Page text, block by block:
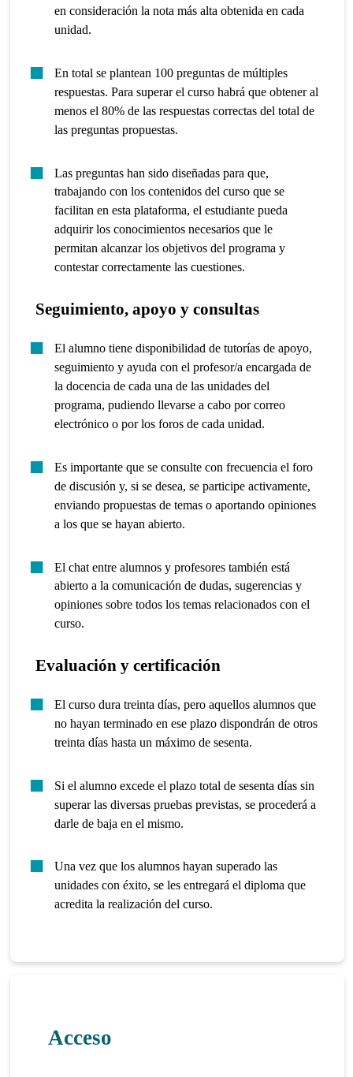
en consideración la nota más alta obtenida en cada
unidad.
En total se plantean 100 preguntas de múltiples
respuestas. Para superar el curso habrá que obtener al
menos el 80% de las respuestas correctas del total de
las preguntas propuestas.
Las preguntas han sido diseñadas para que,
trabajando con los contenidos del curso que se
facilitan en esta plataforma, el estudiante pueda
adquirir los conocimientos necesarios que le
permitan alcanzar los objetivos del programa y
contestar correctamente las cuestiones.
Seguimiento, apoyo y consultas
El alumno tiene disponibilidad de tutorías de apoyo,
seguimiento y ayuda con el profesor/a encargada de
la docencia de cada una de las unidades del
programa, pudiendo llevarse a cabo por correo
electrónico o por los foros de cada unidad.
Es importante que se consulte con frecuencia el foro
de discusión y, si se desea, se participe activamente,
enviando propuestas de temas o aportando opiniones
a los que se hayan abierto.
El chat entre alumnos y profesores también está
abierto a la comunicación de dudas, sugerencias y
opiniones sobre todos los temas relacionados con el
curso.
Evaluación y certificación
El curso dura treinta días, pero aquellos alumnos que
no hayan terminado en ese plazo dispondrán de otros
treinta días hasta un máximo de sesenta.
Si el alumno excede el plazo total de sesenta días sin
superar las diversas pruebas previstas, se procederá a
darle de baja en el mismo.
Una vez que los alumnos hayan superado las
unidades con éxito, se les entregará el diploma que
acredita la realización del curso.
Acceso